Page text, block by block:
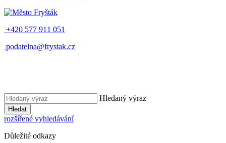
+420 577 911 051
podatelna@frystak.cz
Hledaný výraz
Hledat
rozšířené vyhledávání
Důležité odkazy